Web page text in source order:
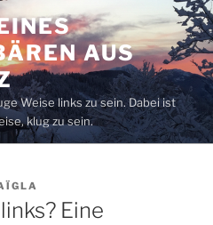
AUS
Weise links zu sein. Dabei ist
klug zu sein.
Eine